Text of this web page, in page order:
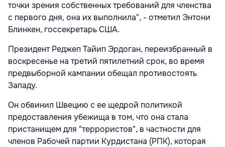
точки зрения собственных требований для членства
с первого дня, она их выполнила", - отметил Энтони
Блинкен, госсекретарь США.
Президент Реджеп Тайип Эрдоган, переизбранный в
воскресенье на третий пятилетний срок, во время
предвыборной кампании обещал противостоять
Западу.
Он обвинил Швецию с ее щедрой политикой
предоставления убежища в том, что она стала
пристанищем для "террористов", в частности для
членов Рабочей партии Курдистана (РПК), которая